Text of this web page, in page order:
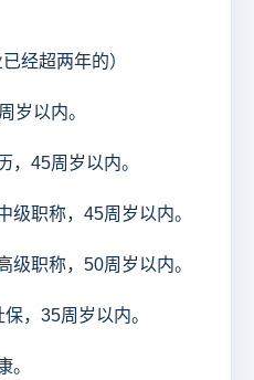
经超两年的）
岁以内。
，45周岁以内。
级职称，45周岁以内。
级职称，50周岁以内。
，35周岁以内。
。